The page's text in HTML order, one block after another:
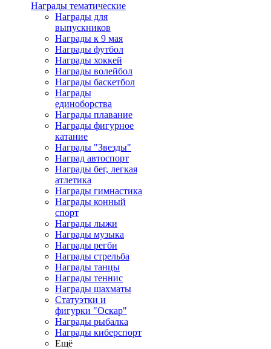
Награды тематические
Награды для
выпускников
Награды к 9 мая
Награды футбол
Награды хоккей
Награды волейбол
Награды баскетбол
Награды
единоборства
Награды плавание
Награды фигурное
катание
Награды "Звезды"
Наград автоспорт
Награды бег, легкая
атлетика
Награды гимнастика
Награды конный
спорт
Награды лыжи
Награды музыка
Награды регби
Награды стрельба
Награды танцы
Награды теннис
Награды шахматы
Статуэтки и
фигурки "Оскар"
Награды рыбалка
Награды киберспорт
Ещё